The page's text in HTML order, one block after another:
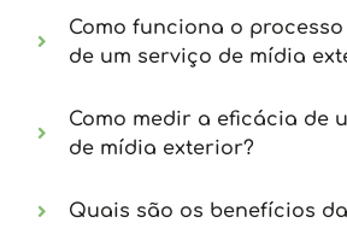
Como funciona o
de um serviço de mídia
Como medir a eficácia de
de mídia exterior?
Quais são os benefícios